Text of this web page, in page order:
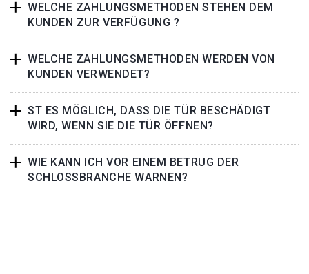
WELCHE ZAHLUNGSMETHODEN STEHEN DEM
KUNDEN ZUR VERFÜGUNG ?
WELCHE ZAHLUNGSMETHODEN WERDEN VON
KUNDEN VERWENDET?
ST ES MÖGLICH, DASS DIE TÜR BESCHÄDIGT
WIRD, WENN SIE DIE TÜR ÖFFNEN?
WIE KANN ICH VOR EINEM BETRUG DER
SCHLOSSBRANCHE WARNEN?